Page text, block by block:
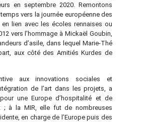
en septembre 2020. Remontons
vers la journée européenne des
en lien avec les écoles rennaises ou
vers l’hommage à Mickaël Goubin,
d’asile, dans lequel Marie-Thé
aux côté des Amitiés Kurdes de
aux innovations sociales et
de l’art dans les projets, a
une Europe d’hospitalité et de
; à la MIR, elle fut de nombreuses
en charge de l’Europe puis des